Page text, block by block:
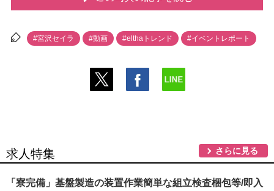
#宮沢セイラ #動画 #elthaトレンド #イベントレポート
求人特集 さらに見る
「寮完備」基盤製造の装置作業簡単な組立検査梱包等/即入